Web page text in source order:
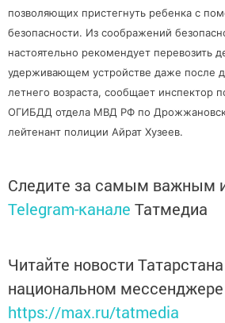
позволяющих пристегнуть ребенка с
безопасности. Из соображений
настоятельно рекомендует перевозить
удерживающем устройстве даже после
летнего возраста, сообщает инспектор
ОГИБДД отдела МВД РФ по
лейтенант полиции Айрат Хузеев.
Следите за самым важным
Telegram-канале Татмедиа
Читайте новости
национальном
https://max.ru/tatmedia